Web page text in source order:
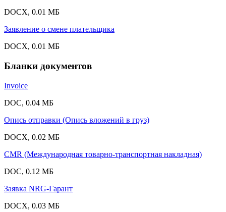
DOCX, 0.01 МБ
Заявление о смене плательщика
DOCX, 0.01 МБ
Бланки документов
Invoice
DOC, 0.04 МБ
Опись отправки (Опись вложений в груз)
DOCX, 0.02 МБ
CMR (Международная товарно-транспортная накладная)
DOC, 0.12 МБ
Заявка NRG-Гарант
DOCX, 0.03 МБ